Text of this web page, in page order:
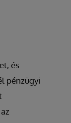
és
pénzügyi